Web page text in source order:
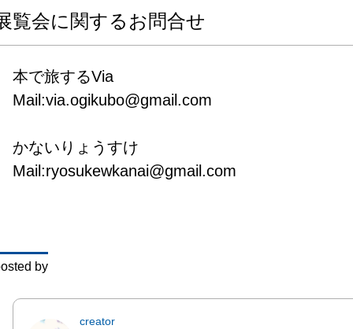
います
覧会に関するお問合せ
本で旅するVia
Mail:via.ogikubo@gmail.com
かないりょうすけ
Mail:ryosukewkanai@gmail.com
by
creator